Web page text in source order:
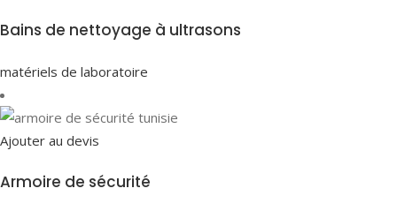
Bains de nettoyage à ultrasons
matériels de laboratoire
Ajouter au devis
Armoire de sécurité